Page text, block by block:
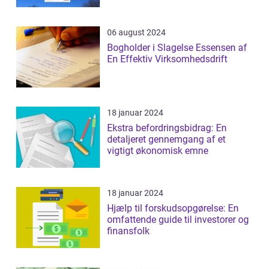
06 august 2024
Bogholder i Slagelse Essensen af
En Effektiv Virksomhedsdrift
18 januar 2024
Ekstra befordringsbidrag: En
detaljeret gennemgang af et
vigtigt økonomisk emne
18 januar 2024
Hjælp til forskudsopgørelse: En
omfattende guide til investorer og
finansfolk